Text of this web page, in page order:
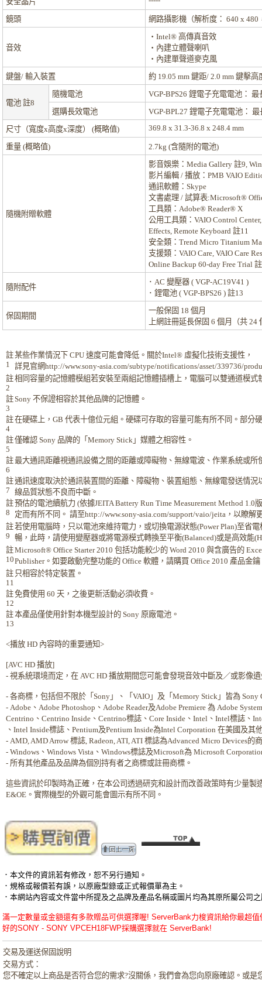
鏡頭 網路攝影機（解析度： 640 x
音效
‧Intel® 高傳真音效
‧內建立體聲喇叭
‧內建單聲道麥克風
鍵盤/ 輸入裝置
約 19.05 mm 鍵距/ 2.0 mm 鍵擊高
電池 註8
隨機電池
VGP-BPS26 鋰電子充電電池：
選購長效電池
VGP-BPL27 鋰電子充電電池：
尺寸（寬度x高度x深度） (概略值)
369.8 x 31.3-36.8 x 248.4 mm
重量 (概略值) 2.7kg (含隨附的電池)
隨機附贈軟體
影音娛樂： Media Gallery 註9 ,
影片編輯 / 播放： PMB VAIO
通訊軟體： Skype
文書處理 / 試算表:Microsoft®
工具類： Adobe® Reader® X
公用工具類： VAIO Control
Effects, Remote Keyboard 註11
安全類： Trend Micro Titanium
支援類： VAIO Care, VAIO Care
Online Backup 60-day Free Trial
隨附配件
･ AC 變壓器 ( VGP-AC19V41 )
･ 鋰電池 ( VGP-BPS26 ) 註13
保固期間
一般保固 18 個月
上網註冊延長保固 6 個月（共 24
註
1
某些作業情況下 CPU 速度可能會降低。關於Intel® 虛擬化技術支援性，
詳見官網http://www.sony-asia.com/subtype/notifications/asset/339736/
註
2
相同容量的記憶體模組若安裝至兩組記憶體插槽上，電腦可以雙通道模式
註
3
Sony 不保證相容於其他品牌的記憶體。
註
4
在硬碟上，GB 代表十億位元組。硬碟可存取的容量可能有所不同。部分
註
5
僅確認 Sony 品牌的「Memory Stick」媒體之相容性。
註
6
最大通訊距離視通訊設備之間的距離或障礙物、無線電波、作業系統或所
註
7
通訊速度取決於通訊裝置間的距離、障礙物、裝置組態、無線電發送情
線品質狀態不良而中斷。
註
8
預估的電池續航力 (依據JEITA Battery Run Time Measurement Method
定而有所不同。 請至http://www.sony-asia.com/support/vaio/jeita，以瞭解
註
9
若使用電腦時，只以電池來維持電力，或切換電源狀態(Power Plan)至省
暢，此時，請使用變壓器或將電源模式轉換至平衡(Balanced)或是高效能
註
10
Microsoft® Office Starter 2010 包括功能較少的 Word 2010 與含廣告的
Publisher。如要啟動完整功能的 Office 軟體，請購買 Office 2010 產品金鑰
註
11
只相容於特定裝置。
註
12
免費使用 60 天，之後更新活動必須收費。
註
13
本產品僅使用針對本機型設計的 Sony 原廠電池。
<播放 HD 內容時的重要通知>
[AVC HD 播放]
- 視系統環境而定，在 AVC HD 播放期間您可能會發現音效中斷及／或影像
- 各商標，包括但不限於「Sony」、「VAIO」及「Memory Stick」皆為
- Adobe、Adobe Photoshop、Adobe Reader及Adobe Premiere 為 Adobe
Centrino、Centrino Inside、Centrino標誌、Core Inside、Intel、Intel標誌、
、Intel Inside標誌、Pentium及Pentium Inside為Intel Corporation 在美國及其
- AMD, AMD Arrow 標誌, Radeon, ATI, ATI 標誌為Advanced Micro Devices
- Windows、Windows Vista、Windows標誌及Microsoft為 Microsoft
- 所有其他產品及品牌為個別持有者之商標或註冊商標。
這些資訊於印製時為正確，在本公司透過研究和設計而改善政策時有少量製
E&OE。實際機型的外觀可能會圖示有所不同。
．本文件的資訊若有修改，恕不另行通知。
．規格或報價若有誤，以原廠型錄或正式報價單為主。
．本網站內容或文件當中所提及之品牌及產品名稱或圖片均為其原所屬公司
滿一定數量或金額還有多款贈品可供選擇喔! ServerBank力梭資訊給你最超
好的SONY - SONY VPCEH18FWP採購選擇就在 ServerBank!
交易及運送保固說明
交易方式：
您不確定以上商品是否符合您的需求?沒關係，我們會為您向原廠確認。或